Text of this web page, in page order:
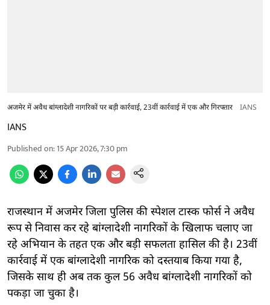
अजमेर में अवैध बांग्लादेशी नागरिकों पर बड़ी कार्रवाई, 23वीं कार्रवाई में एक और गिरफ्तार IANS
IANS
Published on:15 Apr 2026, 7:30 pm
राजस्थान में अजमेर जिला पुलिस की स्पेशल टास्क फोर्स ने अवैध
रूप से निवास कर रहे बांग्लादेशी नागरिकों के खिलाफ चलाए जा
रहे अभियान के तहत एक और बड़ी सफलता हासिल की है। 23वीं
कार्रवाई में एक बांग्लादेशी नागरिक को दस्तयाब किया गया है,
जिसके साथ ही अब तक कुल 56 अवैध बांग्लादेशी नागरिकों को
पकड़ा जा चुका है।